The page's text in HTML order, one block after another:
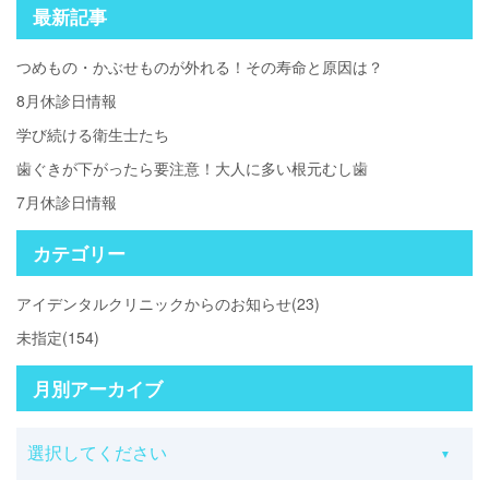
最新記事
つめもの・かぶせものが外れる！その寿命と原因は？
8月休診日情報
学び続ける衛生士たち
歯ぐきが下がったら要注意！大人に多い根元むし歯
7月休診日情報
カテゴリー
アイデンタルクリニックからのお知らせ(23)
未指定(154)
月別アーカイブ